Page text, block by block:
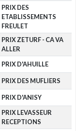
PRIX DES
ETABLISSEMENTS
FREULET
PRIX ZETURF - CA VA
ALLER
PRIX D'AHUILLE
PRIX DES MUFLIERS
PRIX D'ANISY
PRIX LEVASSEUR
RECEPTIONS